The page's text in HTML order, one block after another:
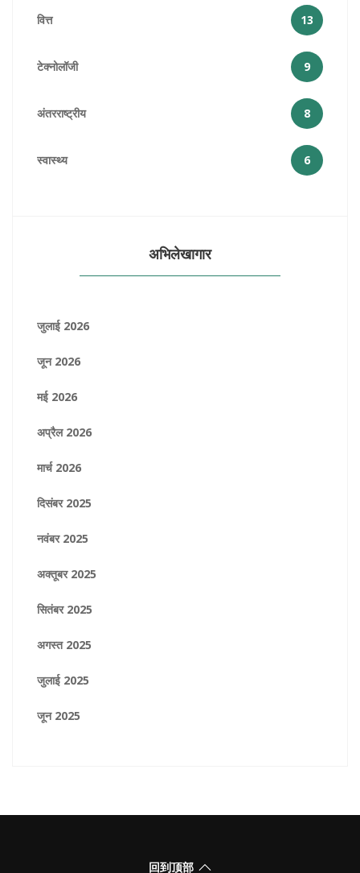
वित्त 13
टेक्नोलॉजी 9
अंतरराष्ट्रीय 8
स्वास्थ्य 6
अभिलेखागार
जुलाई 2026
जून 2026
मई 2026
अप्रैल 2026
मार्च 2026
दिसंबर 2025
नवंबर 2025
अक्तूबर 2025
सितंबर 2025
अगस्त 2025
जुलाई 2025
जून 2025
回到顶部